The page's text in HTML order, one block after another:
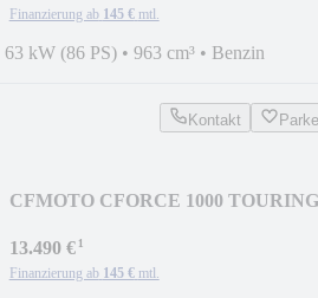
Finanzierung ab 145 € mtl.
63 kW (86 PS) • 963 cm³ • Benzin
Kontakt
CFMOTO CFORCE 1000 TOURING
13.490 €¹
Finanzierung ab 145 € mtl.